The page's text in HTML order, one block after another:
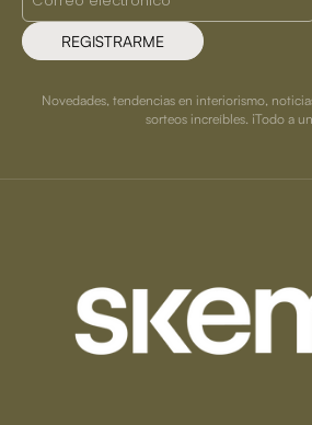
REGISTRARME
Novedades, tendencias en interiorismo,
sorteos increíbles. ¡Todo a